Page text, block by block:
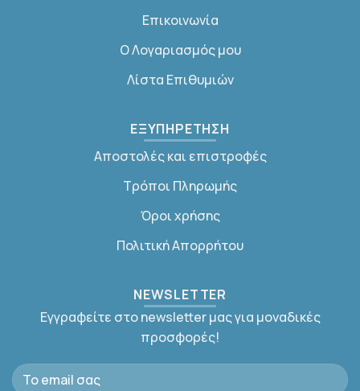
Επικοινωνία
Ο Λογαριασμός μου
Λίστα Επιθυμιών
ΕΞΥΠΗΡΕΤΗΣΗ
Αποστολές και επιστροφές
Τρόποι Πληρωμής
Όροι χρήσης
Πολιτική Απορρήτου
NEWSLETTER
Εγγραφείτε στο newsletter μας για μοναδικές
προσφορές!